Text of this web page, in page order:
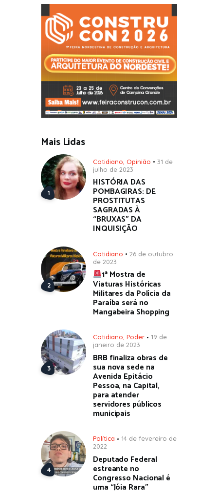
Mais Lidas
Cotidiano Opinião
31 de
julho de 2023
HISTÓRIA DAS
POMBAGIRAS: DE
PROSTITUTAS
SAGRADAS À
“BRUXAS” DA
INQUISIÇÃO
Cotidiano
26 de outubro
de 2023
1ª Mostra de
Viaturas Históricas
Militares da Polícia da
Paraíba será no
Mangabeira Shopping
Cotidiano, Poder
19 de
janeiro de 2023
BRB finaliza obras de
sua nova sede na
Avenida Epitácio
Pessoa, na Capital,
para atender
servidores públicos
municipais
Política
14 de fevereiro de
2022
Deputado Federal
estreante no
Congresso Nacional é
uma “Jóia Rara”